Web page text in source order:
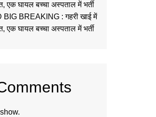
एक घायल बच्चा अस्पताल में भर्ती
BREAKING : गहरी खाई में
एक घायल बच्चा अस्पताल में भर्ती